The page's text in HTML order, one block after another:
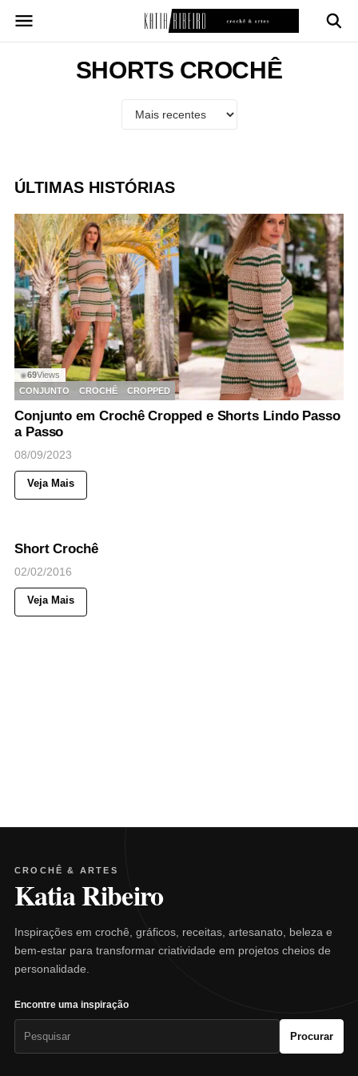
para
SHORTS CROCHÊ
ÚLTIMAS HISTÓRIAS
◉69Views
CONJUNTO
CROCHÊ CROPPED
Conjunto em Crochê Cropped e Shorts Lindo Passo
a Passo
08/09/2023
Veja Mais
Short Crochê
02/02/2016
Veja Mais
CROCHÊ & ARTES
Katia Ribeiro
Inspirações em crochê, gráficos, receitas, artesanato, beleza e
bem-estar para transformar criatividade em projetos cheios de
personalidade.
Encontre uma inspiração
Procurar